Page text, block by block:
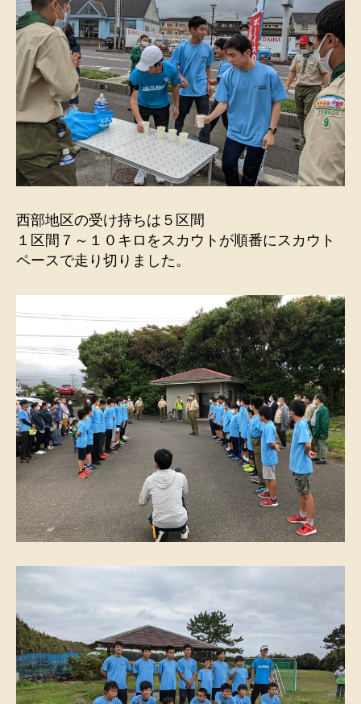
西部地区の受け持ちは５区間
１区間７～１０キロをスカウトが順番にスカウト
ペースで走り切りました。